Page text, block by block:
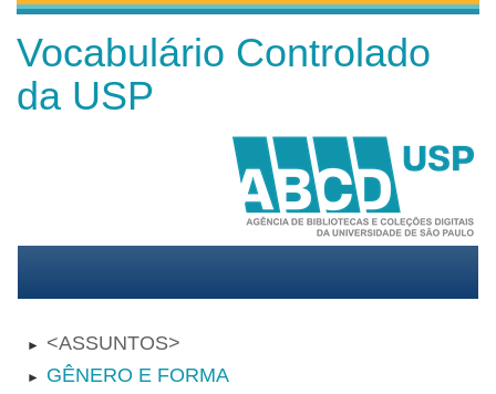
Vocabulário Controlado
da USP
► ASSUNTOS
► GÊNERO E FORMA